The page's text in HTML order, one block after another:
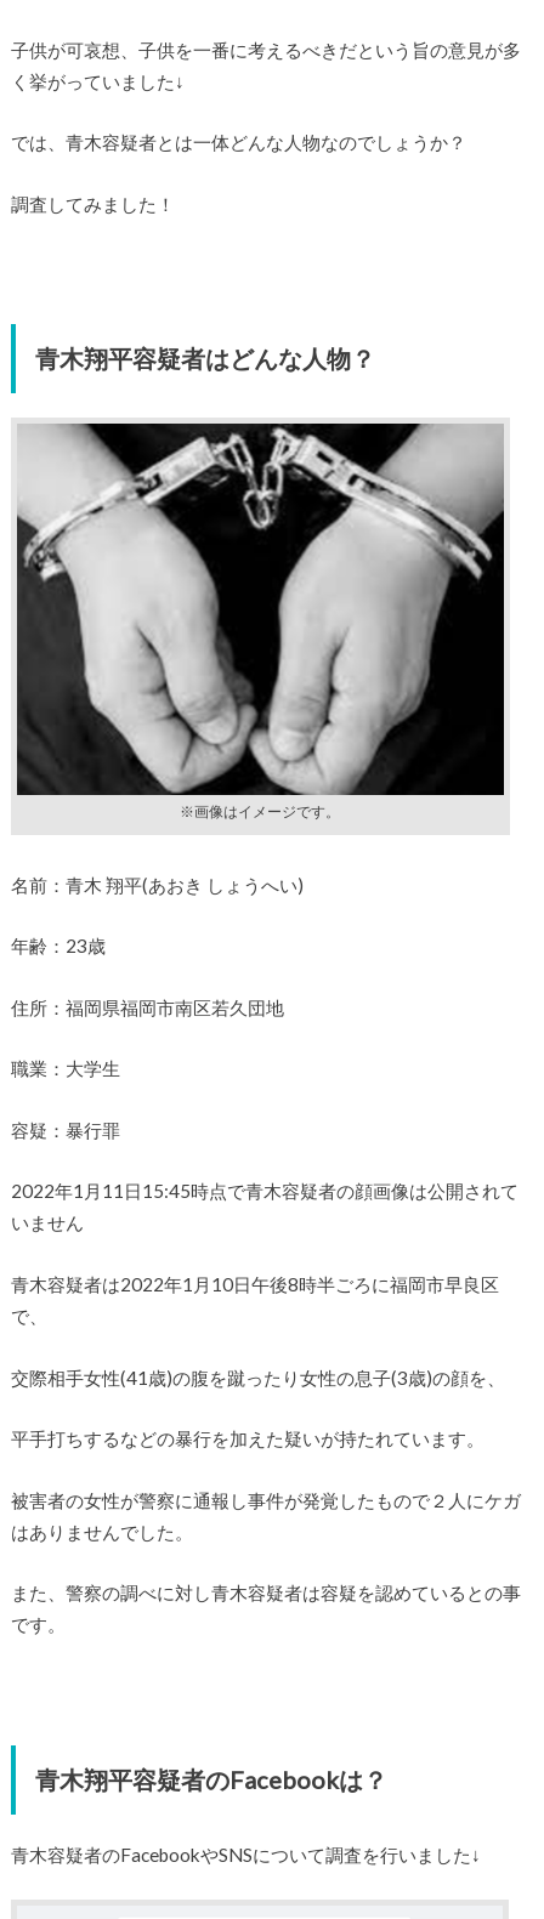
子供が可哀想、子供を一番に考えるべきだという旨の意見が多
く挙がっていました↓
では、青木容疑者とは一体どんな人物なのでしょうか？
調査してみました！
青木翔平容疑者はどんな人物？
※画像はイメージです。
名前：青木 翔平(あおき しょうへい)
年齢：23歳
住所：福岡県福岡市南区若久団地
職業：大学生
容疑：暴行罪
2022年1月11日15:45時点で青木容疑者の顔画像は公開されて
いません
青木容疑者は2022年1月10日午後8時半ごろに福岡市早良区
で、
交際相手女性(41歳)の腹を蹴ったり女性の息子(3歳)の顔を、
平手打ちするなどの暴行を加えた疑いが持たれています。
被害者の女性が警察に通報し事件が発覚したもので２人にケガ
はありませんでした。
また、警察の調べに対し青木容疑者は容疑を認めているとの事
です。
青木翔平容疑者のFacebookは？
青木容疑者のFacebookやSNSについて調査を行いました↓